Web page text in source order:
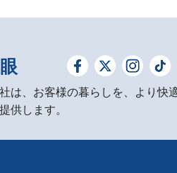
は、お客様の暮らしを、より快
供します。